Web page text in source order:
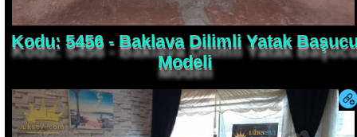
Kodu: 5456 - Baklava Dilimli Yatak
Modeli